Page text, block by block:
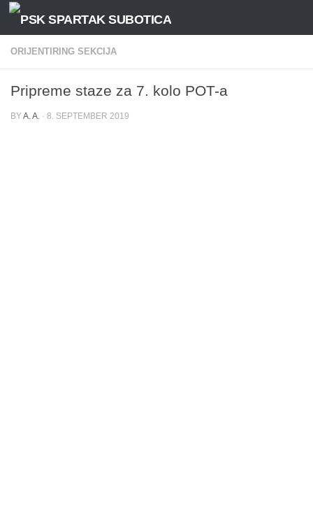
Skip to content
ORIJENTIRING SEKCIJA
Pripreme staze za 7. kolo POT-a
BYA. A. · 8. SEPTEMBER 2019